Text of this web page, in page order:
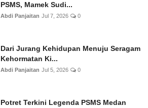
PSMS, Mamek Sudi...
Abdi Panjaitan Jul 7, 2026 0
Dari Jurang Kehidupan Menuju Seragam
Kehormatan Ki...
Abdi Panjaitan Jul 5, 2026 0
Potret Terkini Legenda PSMS Medan